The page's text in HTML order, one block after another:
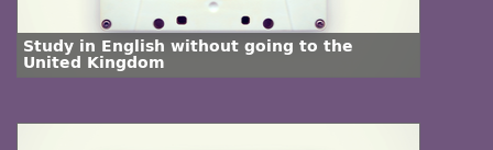
Study in English without going to the
United Kingdom